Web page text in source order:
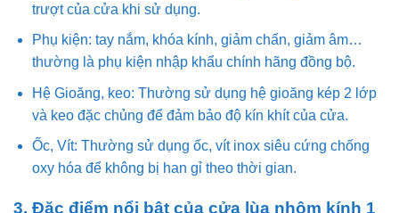
trượt của cửa khi sử dụng.
Phụ kiện: tay nắm, khóa kính, giảm chấn, giảm âm…
thường là phụ kiện nhập khẩu chính hãng đồng bộ.
Hệ Gioăng, keo: Thường sử dụng hệ gioăng kép 2 lớp
và keo đặc chủng để đảm bảo độ kín khít của cửa.
Ốc, Vít: Thường sử dụng ốc, vít inox siêu cứng chống
oxy hóa để không bị han gỉ theo thời gian.
3. Đặc điểm nổi bật của cửa lùa nhôm kính 1